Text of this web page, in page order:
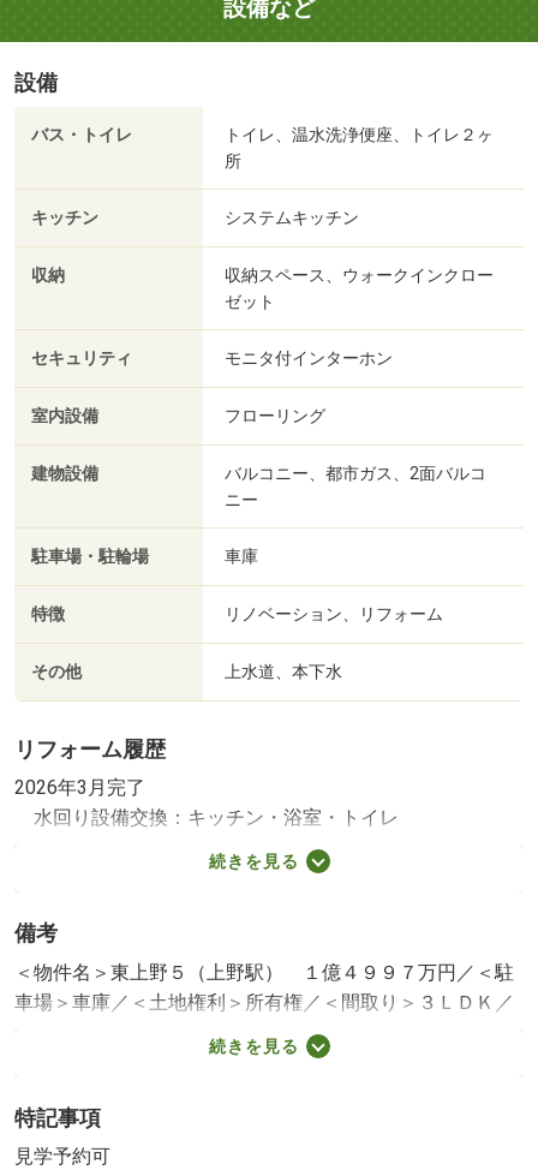
設備など
設備
バス・トイレ
トイレ、温水洗浄便座、トイレ２ヶ
所
キッチン システムキッチン
収納
収納スペース、ウォークインクロー
ゼット
セキュリティ モニタ付インターホン
室内設備 フローリング
建物設備
バルコニー、都市ガス、2面バルコ
ニー
駐車場・駐輪場 車庫
特徴 リノベーション、リフォーム
その他 上水道、本下水
リフォーム履歴
2026年3月完了
水回り設備交換：キッチン・浴室・トイレ
内装リフォーム：壁・床
※年月は一番古いリフォーム箇所を表します
続きを見る
備考
＜物件名＞東上野５（上野駅） １億４９９７万円／＜駐
車場＞車庫／＜土地権利＞所有権／＜間取り＞３ＬＤＫ／
＜リフォーム＞●リフォーム：２０２６年３月完了（水回
り設備交換：キッチン・浴室・トイレ、内装リフォーム：
特徴＞◇本日のご案内可能です！◆「上野」駅徒歩５分の
好立地！◇車庫付３ＬＤＫ、２沿線以上利用可・スーパ
続きを見る
特記事項
見学予約可